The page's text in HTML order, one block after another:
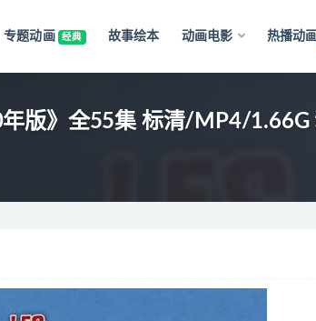
专题动画 经典 故事绘本 动画电影 热播动
版》全55集 标清/MP4/1.66G